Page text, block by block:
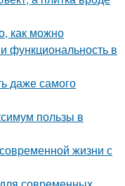
как можно
функциональность в
даже самого
пользы в
жизни с